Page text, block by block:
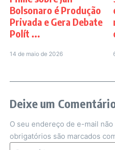
Bolsonaro é Produção
Privada e Gera Debate
Polít ...
14 de maio de 2026
Deixe um
O seu endereço de e-mail
obrigatórios são marcados